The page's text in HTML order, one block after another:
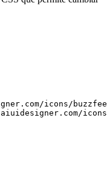
icons/